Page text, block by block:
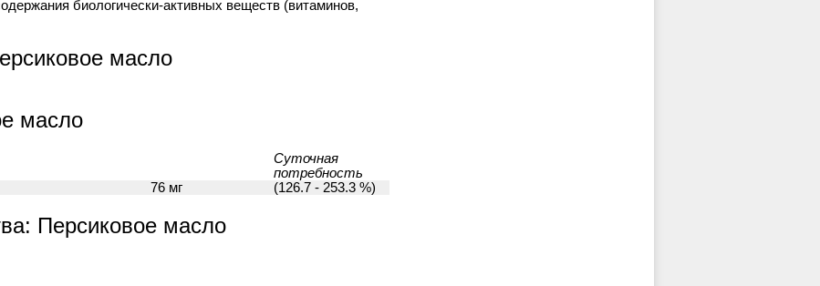
биологически-активных веществ (витаминов,
масло
масло
Суточная
потребность
76 мг (126.7 - 253.3 %)
Персиковое масло